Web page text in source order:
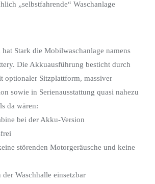
„selbstfahrende“ Waschanlage
Stark die Mobilwaschanlage namens
Die Akkuausführung besticht durch
optionaler Sitzplattform, massiver
sowie in Serienausstattung quasi nahezu
da wären:
bei der Akku-Version
störenden Motorgeräusche und keine
der Waschhalle einsetzbar